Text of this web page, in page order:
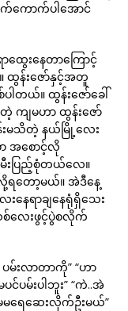
က်ကောက်ပါအောင်
ေးနေတာကြောင့်
ထွန်းဇော်နှင့်အတူ
တယ်။ ထွန်းဇော်ခေါ်
ကျမဟာ ထွန်းဇော်
မသိတဲ့ နယ်မြို့လေး
အစောင့်လို
းပြည့်စုံတယ်လေ။
ရတော့မယ်။ အဲဒီနေ့
နေရာချနေရုံရှိသေး
စ်လေးဖွင့်ပွဲစလိုက်
မ်းလာတာကို” “ဟာ
ပမ်းပါဘူး” “ကဲ..အဲ
ရေဆေးလိုက်ဦးမယ်”